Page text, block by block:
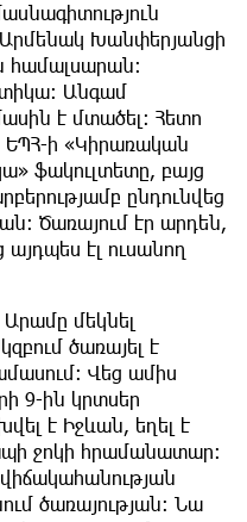
Արմենակ Խանփերյանցի
Անգամ
է մտածել։ Հետո
ԵՊՀ-ի «Կիրառական
ֆակուլտետը, բայց
ընդունվեց
Ծառայում էր արդեն,
այդպես էլ ուսանող
մեկնել
ծառայել է
Վեց ամիս
9-ին կրտսեր
է Իջևան, եղել է
ջոկի հրամանատար։
ծառայության։ Նա